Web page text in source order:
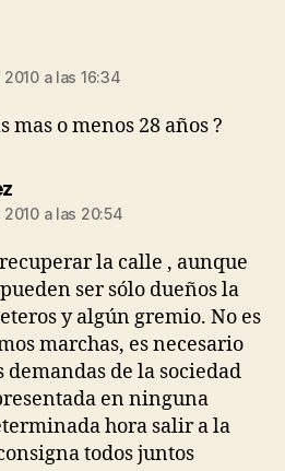
a las 16:34
mas o menos 28 años ?
dice:
a las 20:54
la calle , aunque
ser sólo dueños la
y algún gremio. No es
marchas, es necesario
demandas de la sociedad
en ninguna
hora salir a la
todos juntos